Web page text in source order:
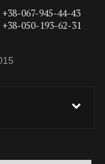
+38-067-945-44-43
+38-050-193-62-31